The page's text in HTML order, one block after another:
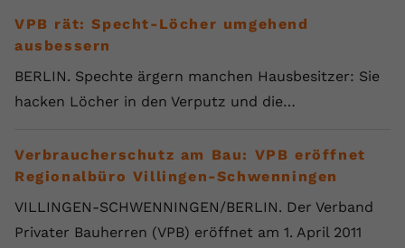
VPB rät: Specht-Löcher umgehend
ausbessern
BERLIN. Spechte ärgern manchen Hausbesitzer: Sie
hacken Löcher in den Verputz und die…
Verbraucherschutz am Bau: VPB eröffnet
Regionalbüro Villingen-Schwenningen
VILLINGEN-SCHWENNINGEN/BERLIN. Der Verband
Privater Bauherren (VPB) eröffnet am 1. April 2011